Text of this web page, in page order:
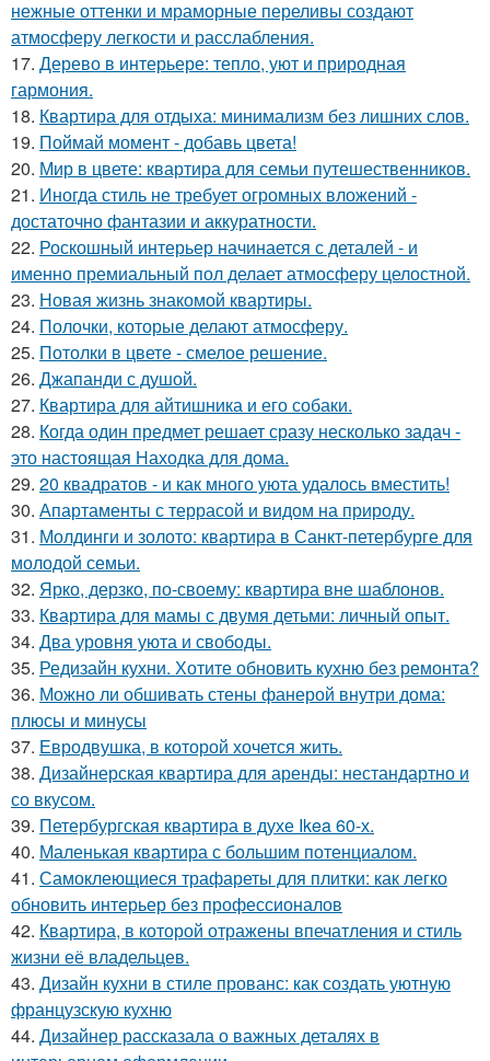
нежные оттенки и мраморные переливы создают
атмосферу легкости и расслабления.
17. Дерево в интерьере: тепло, уют и природная
гармония.
18. Квартира для отдыха: минимализм без лишних слов.
19. Поймай момент - добавь цвета!
20. Мир в цвете: квартира для семьи путешественников.
21. Иногда стиль не требует огромных вложений -
достаточно фантазии и аккуратности.
22. Роскошный интерьер начинается с деталей - и
именно премиальный пол делает атмосферу целостной.
23. Новая жизнь знакомой квартиры.
24. Полочки, которые делают атмосферу.
25. Потолки в цвете - смелое решение.
26. Джапанди с душой.
27. Квартира для айтишника и его собаки.
28. Когда один предмет решает сразу несколько задач -
это настоящая Находка для дома.
29. 20 квадратов - и как много уюта удалось вместить!
30. Апартаменты с террасой и видом на природу.
31. Молдинги и золото: квартира в Санкт-петербурге для
молодой семьи.
32. Ярко, дерзко, по-своему: квартира вне шаблонов.
33. Квартира для мамы с двумя детьми: личный опыт.
34. Два уровня уюта и свободы.
35. Редизайн кухни. Хотите обновить кухню без ремонта?
36. Можно ли обшивать стены фанерой внутри дома:
плюсы и минусы
37. Евродвушка, в которой хочется жить.
38. Дизайнерская квартира для аренды: нестандартно и
со вкусом.
39. Петербургская квартира в духе Ikea 60-х.
40. Маленькая квартира с большим потенциалом.
41. Самоклеющиеся трафареты для плитки: как легко
обновить интерьер без профессионалов
42. Квартира, в которой отражены впечатления и стиль
жизни её владельцев.
43. Дизайн кухни в стиле прованс: как создать уютную
французскую кухню
44. Дизайнер рассказала о важных деталях в